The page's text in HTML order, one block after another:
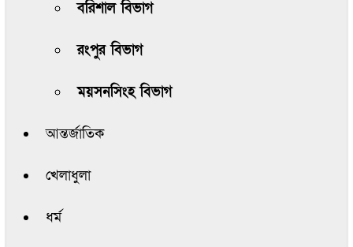
বরিশাল বিভাগ
রংপুর বিভাগ
ময়সনসিংহ বিভাগ
আন্তর্জাতিক
খেলাধুলা
ধর্ম